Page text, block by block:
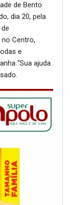
de Bento
dia 20, pela
no Centro,
e
“Sua ajuda